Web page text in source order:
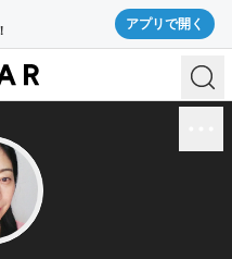
アプリで開く